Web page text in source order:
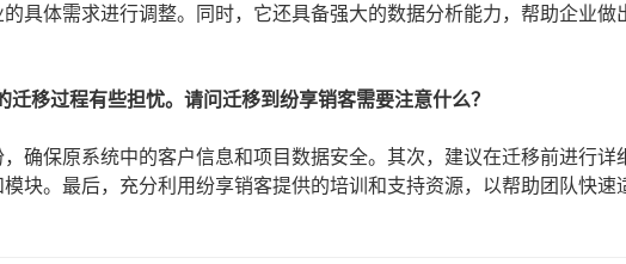
具体需求进行调整。同时，它还具备强大的数据分析能力，帮助企业做
移过程有些担忧。请问迁移到纷享销客需要注意什么？
确保原系统中的客户信息和项目数据安全。其次，建议在迁移前进行详
块。最后，充分利用纷享销客提供的培训和支持资源，以帮助团队快速